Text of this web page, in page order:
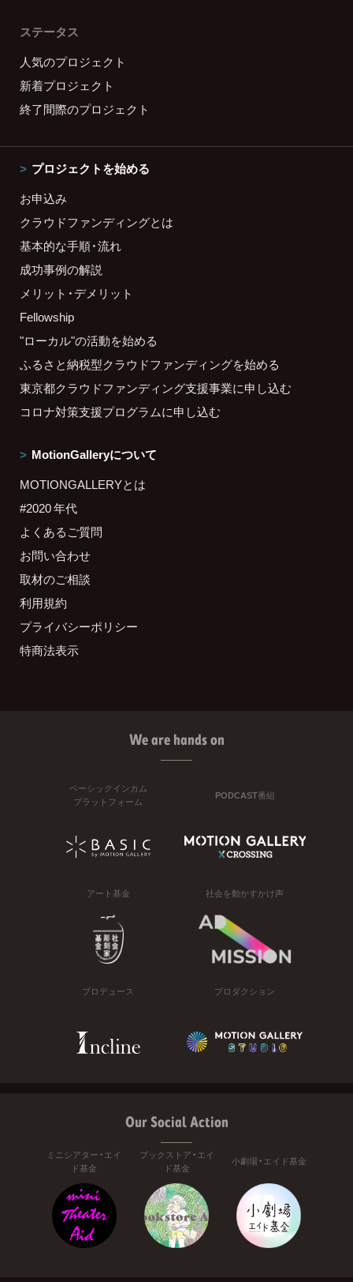
ステータス
人気のプロジェクト
新着プロジェクト
終了間際のプロジェクト
プロジェクトを始める
お申込み
クラウドファンディングとは
基本的な手順・流れ
成功事例の解説
メリット・デメリット
Fellowship
"ローカル"の活動を始める
ふるさと納税型クラウドファンディングを始める
東京都クラウドファンディング支援事業に申し込む
コロナ対策支援プログラムに申し込む
MotionGalleryについて
MOTIONGALLERYとは
#2020 年代
よくあるご質問
お問い合わせ
取材のご相談
利用規約
プライバシーポリシー
特商法表示
We are hands on
ベーシックインカム
プラットフォーム
PODCAST番組
アート基金 社会を動かすかけ声
プロデュース プロダクション
Our Social Action
ミニシアター・エイ
ド基金
ブックストア・エイ
ド基金
小劇場・エイド基金